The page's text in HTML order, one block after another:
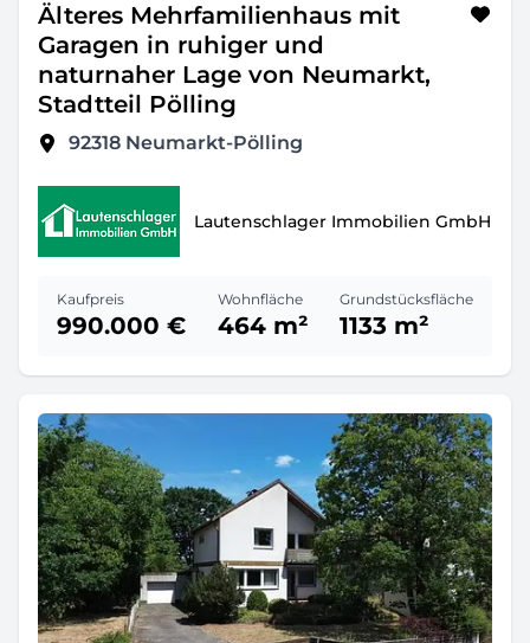
Älteres Mehrfamilienhaus mit
Garagen in ruhiger und
naturnaher Lage von Neumarkt,
Stadtteil Pölling
92318 Neumarkt-Pölling
Lautenschlager Immobilien GmbH
Kaufpreis
990.000 €
Wohnfläche
464 m²
Grundstücksfläche
1133 m²